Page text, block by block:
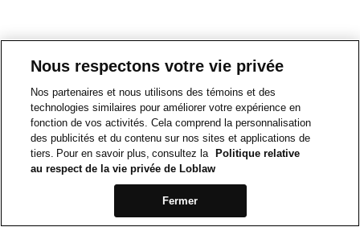
Nous respectons votre vie privée
Nos partenaires et nous utilisons des témoins et des
technologies similaires pour améliorer votre expérience en
fonction de vos activités. Cela comprend la personnalisation
des publicités et du contenu sur nos sites et applications de
tiers. Pour en savoir plus, consultez la
Politique relative
au respect de la vie privée de Loblaw
Fermer